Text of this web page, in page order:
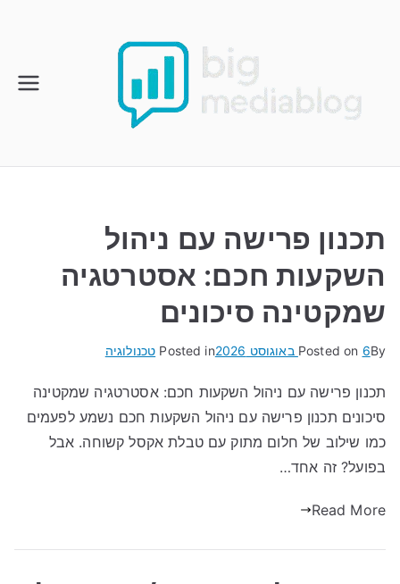
תכנון פרישה עם ניהול
השקעות חכם: אסטרטגיה
שמקטינה סיכונים
By
Posted on 6 באוגוסט 2026 Posted in טכנולוגיה
תכנון פרישה עם ניהול השקעות חכם: אסטרטגיה שמקטינה
סיכונים תכנון פרישה עם ניהול השקעות חכם נשמע לפעמים
כמו שילוב של חלום מתוק עם טבלת אקסל קשוחה. אבל
בפועל? זה אחד…
Read More